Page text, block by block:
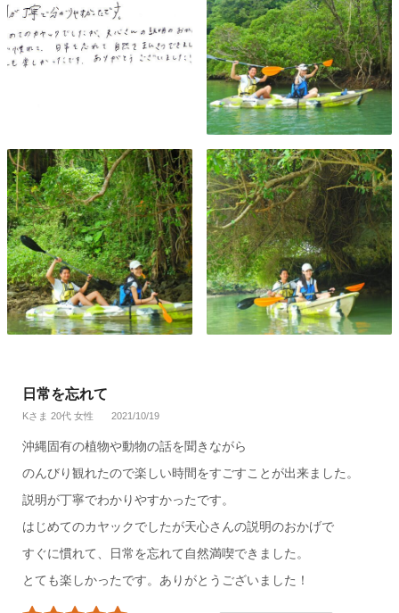
日常を忘れて
Kさま 20代 女性 2021/10/19
沖縄固有の植物や動物の話を聞きながら
のんびり観れたので楽しい時間をすごすことが出来ました。
説明が丁寧でわかりやすかったです。
はじめてのカヤックでしたが天心さんの説明のおかげで
すぐに慣れて、日常を忘れて自然満喫できました。
とても楽しかったです。ありがとうございました！